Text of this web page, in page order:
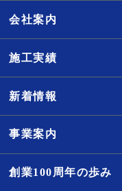
会社案内
施工実績
新着情報
事業案内
創業100周年の歩み